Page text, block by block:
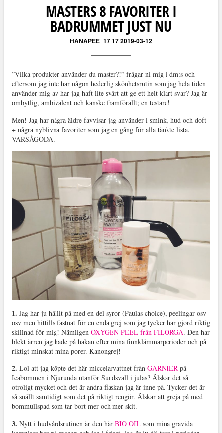
MASTERS 8 FAVORITER I
BADRUMMET JUST NU
HANAPEE 17:17 2019-03-12
”Vilka produkter använder du master?!” frågar ni mig i dm:s och
eftersom jag inte har någon hederlig skönhetsrutin som jag hela tiden
använder mig av har jag haft lite svårt att ge ett helt klart svar? Jag är
ombytlig, ambivalent och kanske framförallt; en testare!
Men! Jag har några äldre favvisar jag använder i smink, hud och doft
+ några nyblivna favoriter som jag en gång för alla tänkte lista.
VARSÅGODA.
1. Jag har ju hållit på med en del syror (Paulas choice), peelingar osv
osv men hittills fastnat för en enda grej som jag tycker har gjord riktig
skillnad för mig! Nämligen OXYGEN PEEL från FILORGA. Den har
blekt ärren jag hade på hakan efter mina finnklämmarperioder och på
riktigt minskat mina porer. Kanongrej!
2. Lol att jag köpte det här miccelarvattnet från GARNIERpå
Icabommen i Njurunda utanför Sundsvall i julas? Älskar det så
otroligt mycket och det är andra flaskan jag är inne på. Tycker det är
så snällt samtidigt som det på riktigt rengör. Älskar att greja på med
bommullspad som tar bort mer och mer skit.
3. Nytt i hudvårdsrutinen är den här BIO OILsom mina gravida